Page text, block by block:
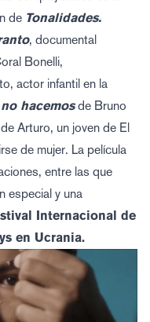
de Tonalidades.
, documental
Bonelli,
actor infantil en la
hacemosde Bruno
Arturo, un joven de El
de mujer. La película
entre las que
especial y una
Internacional de
en Ucrania.